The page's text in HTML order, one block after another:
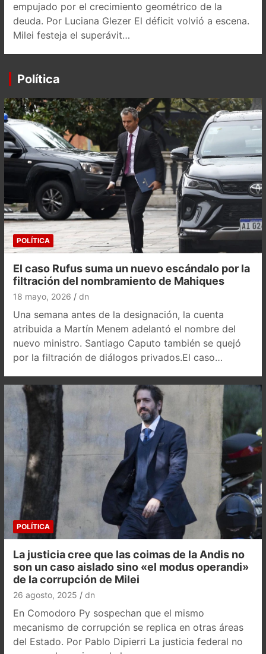
empujado por el crecimiento geométrico de la
deuda. Por Luciana Glezer El déficit volvió a escena.
Milei festeja el superávit…
Política
POLÍTICA
El caso Rufus suma un nuevo escándalo por la
filtración del nombramiento de Mahiques
18 mayo, 2026 dn
Una semana antes de la designación, la cuenta
atribuida a Martín Menem adelantó el nombre del
nuevo ministro. Santiago Caputo también se quejó
por la filtración de diálogos privados.El caso…
POLÍTICA
La justicia cree que las coimas de la Andis no
son un caso aislado sino «el modus operandi»
de la corrupción de Milei
26 agosto, 2025 dn
En Comodoro Py sospechan que el mismo
mecanismo de corrupción se replica en otras áreas
del Estado. Por Pablo Dipierri La justicia federal no